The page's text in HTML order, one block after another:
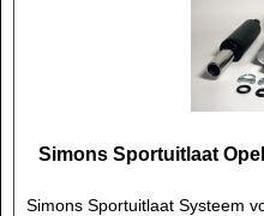
Simons Sportuitlaat
Simons Sportuitlaat Systeem